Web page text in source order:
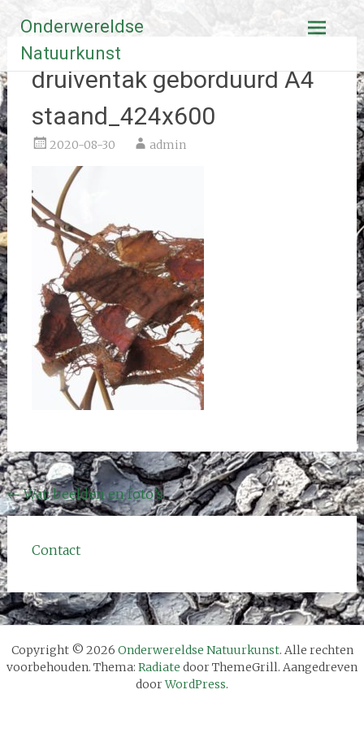
naar
inhoud
Onderwereldse
Natuurkunst
druiventak geborduurd A4
staand_424x600
2020-08-30 admin
Bericht
navigatie
←Wat: beelden en foto’s
Contact
Copyright © 2026 Onderwereldse Natuurkunst. Alle rechten
voorbehouden. Thema: Radiate door ThemeGrill. Aangedreven
doorWordPress.